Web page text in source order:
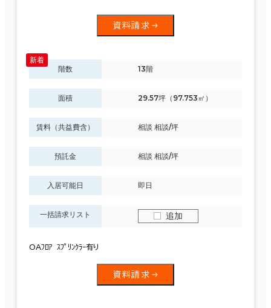
資料請求
階数 13階
面積 29.57坪（97.753㎡）
賃料（共益費含） 相談 相談/坪
預託金 相談 相談/坪
入居可能日 即日
一括請求リスト 追加
OAﾌﾛｱ ｽﾌﾟﾘﾝｸﾗｰ有り
資料請求